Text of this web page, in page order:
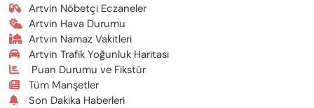
Artvin Nöbetçi Eczaneler
Artvin Hava Durumu
Artvin Namaz Vakitleri
Artvin Trafik Yoğunluk Haritası
Puan Durumu ve Fikstür
Tüm Manşetler
Son Dakika Haberleri